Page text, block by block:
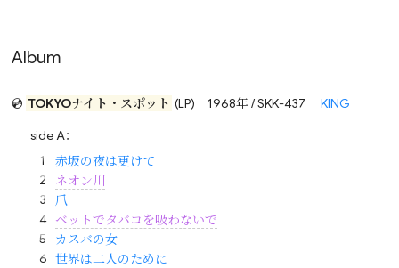
Album
💿 TOKYOナイト・スポット (LP)1968年 / SKK-437
KING
side A：
赤坂の夜は更けて
ネオン川
爪
ベットでタバコを吸わないで
カスバの女
世界は二人のために